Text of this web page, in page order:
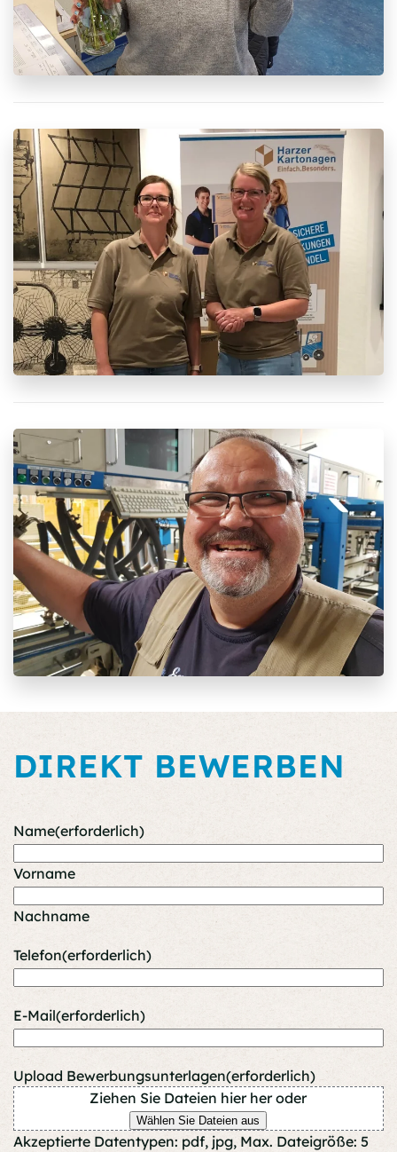
DIREKT BEWERBEN
Name(erforderlich)
Vorname
Nachname
Telefon(erforderlich)
E-Mail(erforderlich)
Upload Bewerbungsunterlagen(erforderlich)
Ziehen Sie Dateien hier her oder
Wählen Sie Dateien aus
Akzeptierte Datentypen: pdf, jpg, Max. Dateigröße: 5